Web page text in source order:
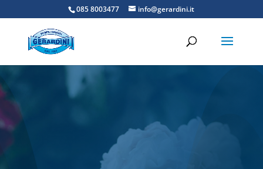
085 8003477 info@gerardini.it